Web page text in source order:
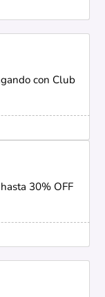
con Club
30% OFF